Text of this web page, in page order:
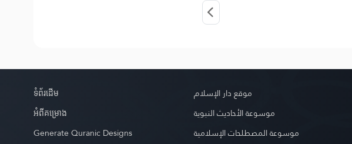
ទំព័រ​ដេីម
អំពី​គម្រោង
Generate Quranic Designs
موقع دار الإسلام
موسوعة الأحاديث النبوية
موسوعة المصطلحات الإسلامية